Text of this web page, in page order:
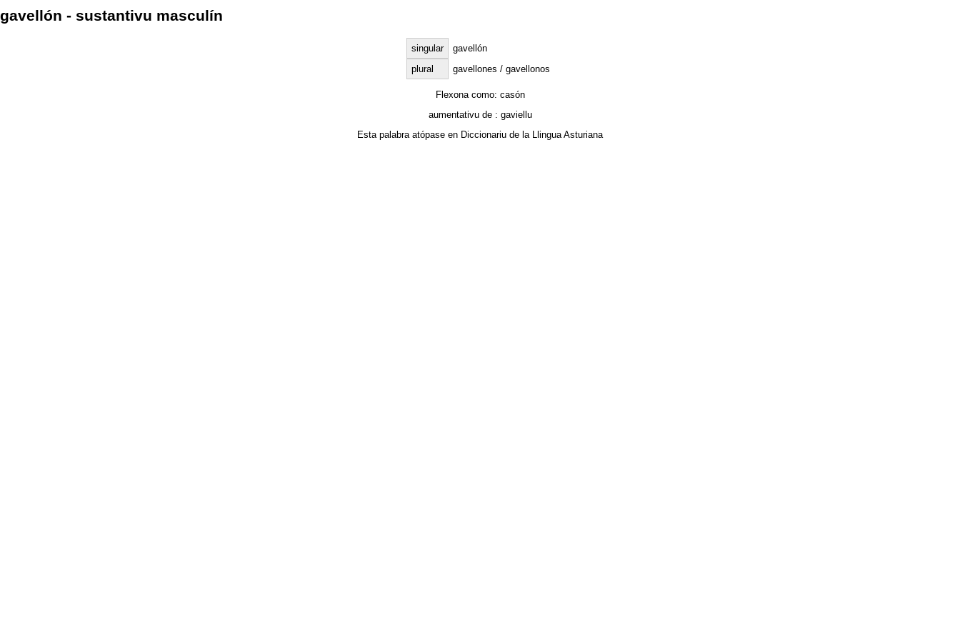
gavellón - sustantivu masculín
singular
gavellón
plural
gavellones / gavellonos
Flexona como: casón
aumentativu de : gaviellu
Esta palabra atópase en Diccionariu de la Llingua Asturiana